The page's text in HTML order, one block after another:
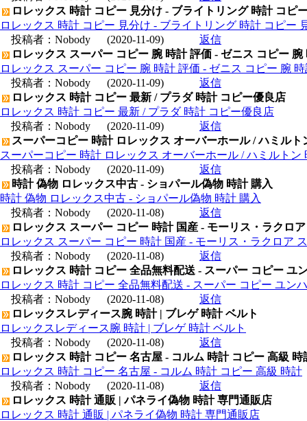
ロレックス 時計 コピー 見分け - ブライトリング 時計 コピ
ロレックス 時計 コピー 見分け - ブライトリング 時計 コピー
投稿者： Nobody (2020-11-09)
返信
ロレックス スーパー コピー 腕 時計 評価 - ゼニス コピー 腕
ロレックス スーパー コピー 腕 時計 評価 - ゼニス コピー 腕
投稿者： Nobody (2020-11-09)
返信
ロレックス 時計 コピー 最新 / プラダ 時計 コピー優良店
ロレックス 時計 コピー 最新 / プラダ 時計 コピー優良店
投稿者： Nobody (2020-11-09)
返信
スーパーコピー 時計 ロレックス オーバーホール / ハミル
スーパーコピー 時計 ロレックス オーバーホール / ハミルトン
投稿者： Nobody (2020-11-09)
返信
時計 偽物 ロレックス中古 - ショパール偽物 時計 購入
時計 偽物 ロレックス中古 - ショパール偽物 時計 購入
投稿者： Nobody (2020-11-08)
返信
ロレックス スーパー コピー 時計 国産 - モーリス・ラクロ
ロレックス スーパー コピー 時計 国産 - モーリス・ラクロア
投稿者： Nobody (2020-11-08)
返信
ロレックス 時計 コピー 全品無料配送 - スーパー コピー ユ
ロレックス 時計 コピー 全品無料配送 - スーパー コピー ユン
投稿者： Nobody (2020-11-08)
返信
ロレックスレディース腕 時計 | ブレゲ 時計 ベルト
ロレックスレディース腕 時計 | ブレゲ 時計 ベルト
投稿者： Nobody (2020-11-08)
返信
ロレックス 時計 コピー 名古屋 - コルム 時計 コピー 高級 時
ロレックス 時計 コピー 名古屋 - コルム 時計 コピー 高級 時計
投稿者： Nobody (2020-11-08)
返信
ロレックス 時計 通販 | パネライ偽物 時計 専門通販店
ロレックス 時計 通販 | パネライ偽物 時計 専門通販店